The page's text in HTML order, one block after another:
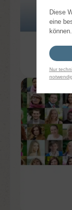
Diese
eine
können.
Nur